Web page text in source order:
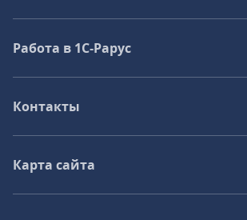
Работа в 1С‑Рарус
Контакты
Карта сайта